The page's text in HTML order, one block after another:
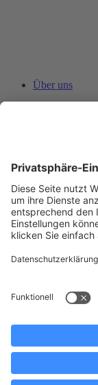
Über uns
News
Merchandising